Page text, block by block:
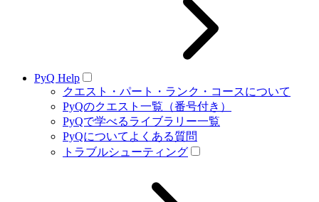
PyQ Help
クエスト・パート・ランク・コースについて
PyQのクエスト一覧（番号付き）
PyQで学べるライブラリー一覧
PyQについてよくある質問
トラブルシューティング